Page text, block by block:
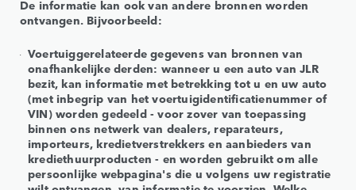
De informatie kan ook van andere bronnen worden
ontvangen. Bijvoorbeeld:
Voertuiggerelateerde gegevens van bronnen van
onafhankelijke derden: wanneer u een auto van JLR
bezit, kan informatie met betrekking tot u en uw auto
(met inbegrip van het voertuigidentificatienummer of
VIN) worden gedeeld - voor zover van toepassing
binnen ons netwerk van dealers, reparateurs,
importeurs, kredietverstrekkers en aanbieders van
krediethuurproducten - en worden gebruikt om alle
persoonlijke webpagina's die u volgens uw registratie